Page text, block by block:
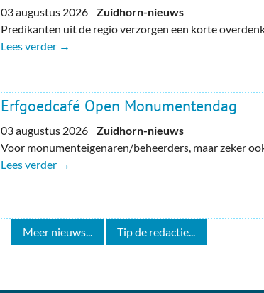
03 augustus 2026Zuidhorn-nieuws
Predikanten uit de regio verzorgen een korte
Lees verder →
Erfgoedcafé Open Monumentendag
03 augustus 2026Zuidhorn-nieuws
Voor monumenteigenaren/beheerders, maar zeker
Lees verder →
Meer nieuws... Tip de redactie...